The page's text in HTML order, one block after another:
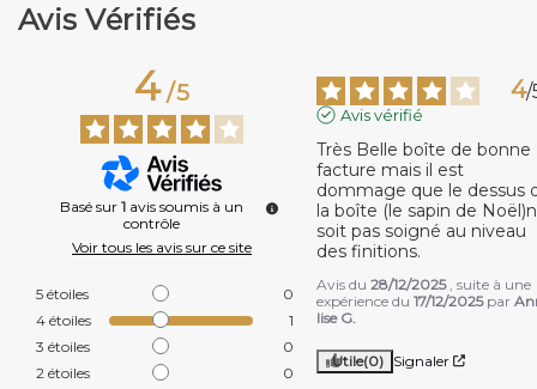
Avis Vérifiés
4/5
Basé sur 1 avis soumis à un
contrôle
Voir tous les avis sur ce site
5 étoiles
0
4 étoiles
1
3 étoiles
0
2 étoiles
0
4/
Avis vérifié
Très Belle boîte de bonne
facture mais il est
dommage que le dessus
la boîte (le sapin de
soit pas soigné au niveau
des finitions.
Avis du28/12/2025 , suite à une
expérience du17/12/2025 par
lise G.
Utile(0) Signaler